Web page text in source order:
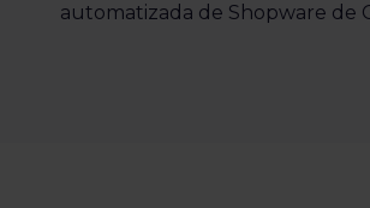
automatizada de Shopware de